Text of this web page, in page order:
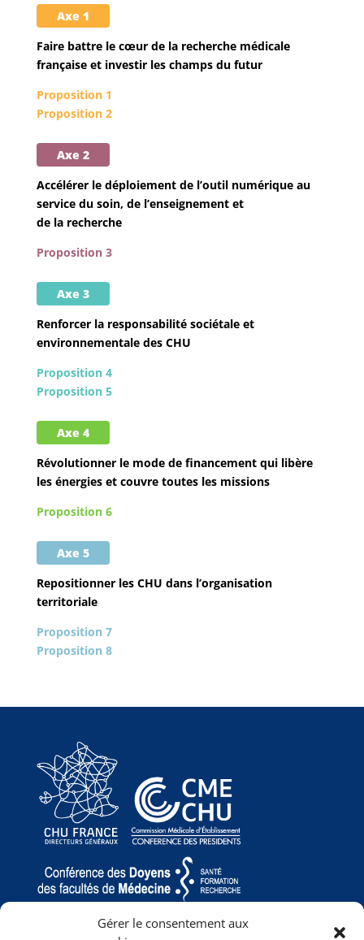
Gérer le consentement aux
Axe 1
Faire battre le cœur de la recherche médicale
française et investir les champs du futur
Proposition 1
Proposition 2
Axe 2
Accélérer le déploiement de l’outil numérique au
service du soin, de l’enseignement et
de la recherche
Proposition 3
Axe 3
Renforcer la responsabilité sociétale et
environnementale des CHU
Proposition 4
Proposition 5
Axe 4
Révolutionner le mode de financement qui libère
les énergies et couvre toutes les missions
Proposition 6
Axe 5
Repositionner les CHU dans l’organisation
territoriale
Proposition 7
Proposition 8